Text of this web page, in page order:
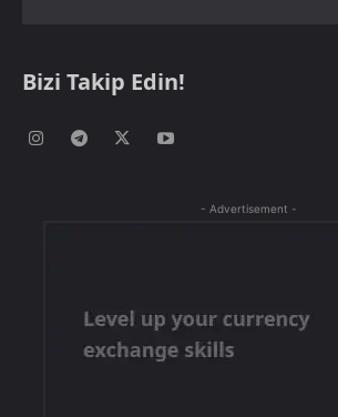
Bizi Takip Edin!
- Advertisement -